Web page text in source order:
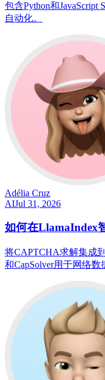
包含Python和
自动化。
Adélia Cruz
AIJul 31, 2026
如何在LlamaIndex
将CAPTCHA求解集成
和CapSolver用于网络数